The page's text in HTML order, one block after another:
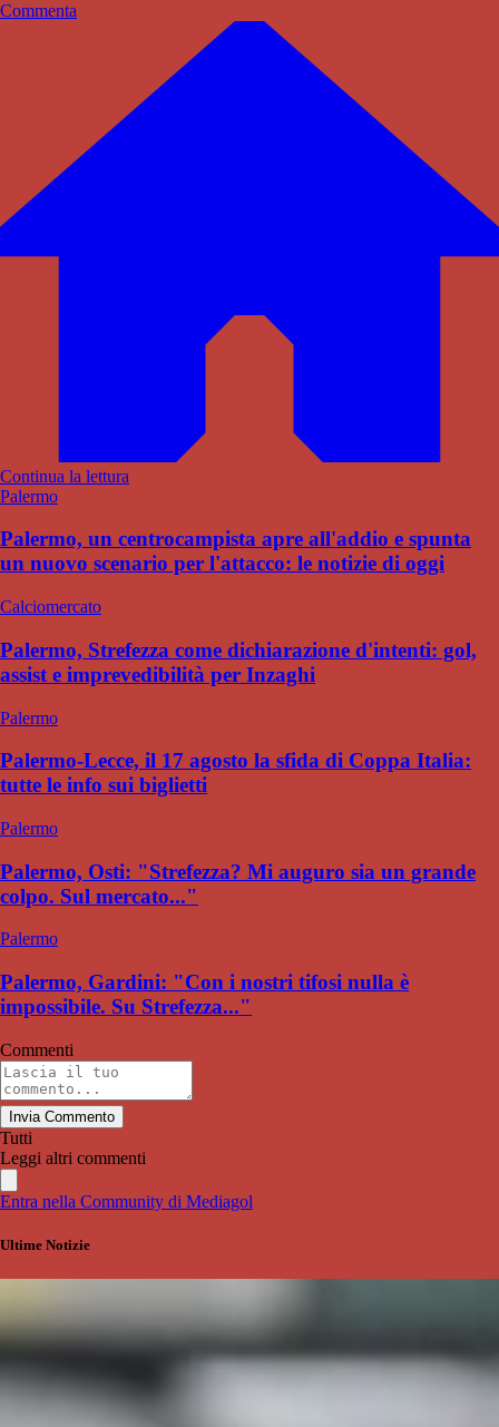
Commenta
Continua la lettura
Palermo
Palermo, un centrocampista apre all'addio e spunta
un nuovo scenario per l'attacco: le notizie di oggi
Calciomercato
Palermo, Strefezza come dichiarazione d'intenti: gol,
assist e imprevedibilità per Inzaghi
Palermo
Palermo-Lecce, il 17 agosto la sfida di Coppa Italia:
tutte le info sui biglietti
Palermo
Palermo, Osti: "Strefezza? Mi auguro sia un grande
colpo. Sul mercato..."
Palermo
Palermo, Gardini: "Con i nostri tifosi nulla è
impossibile. Su Strefezza..."
Commenti
Invia Commento
Tutti
Leggi altri commenti
Entra nella Community di Mediagol
Ultime Notizie